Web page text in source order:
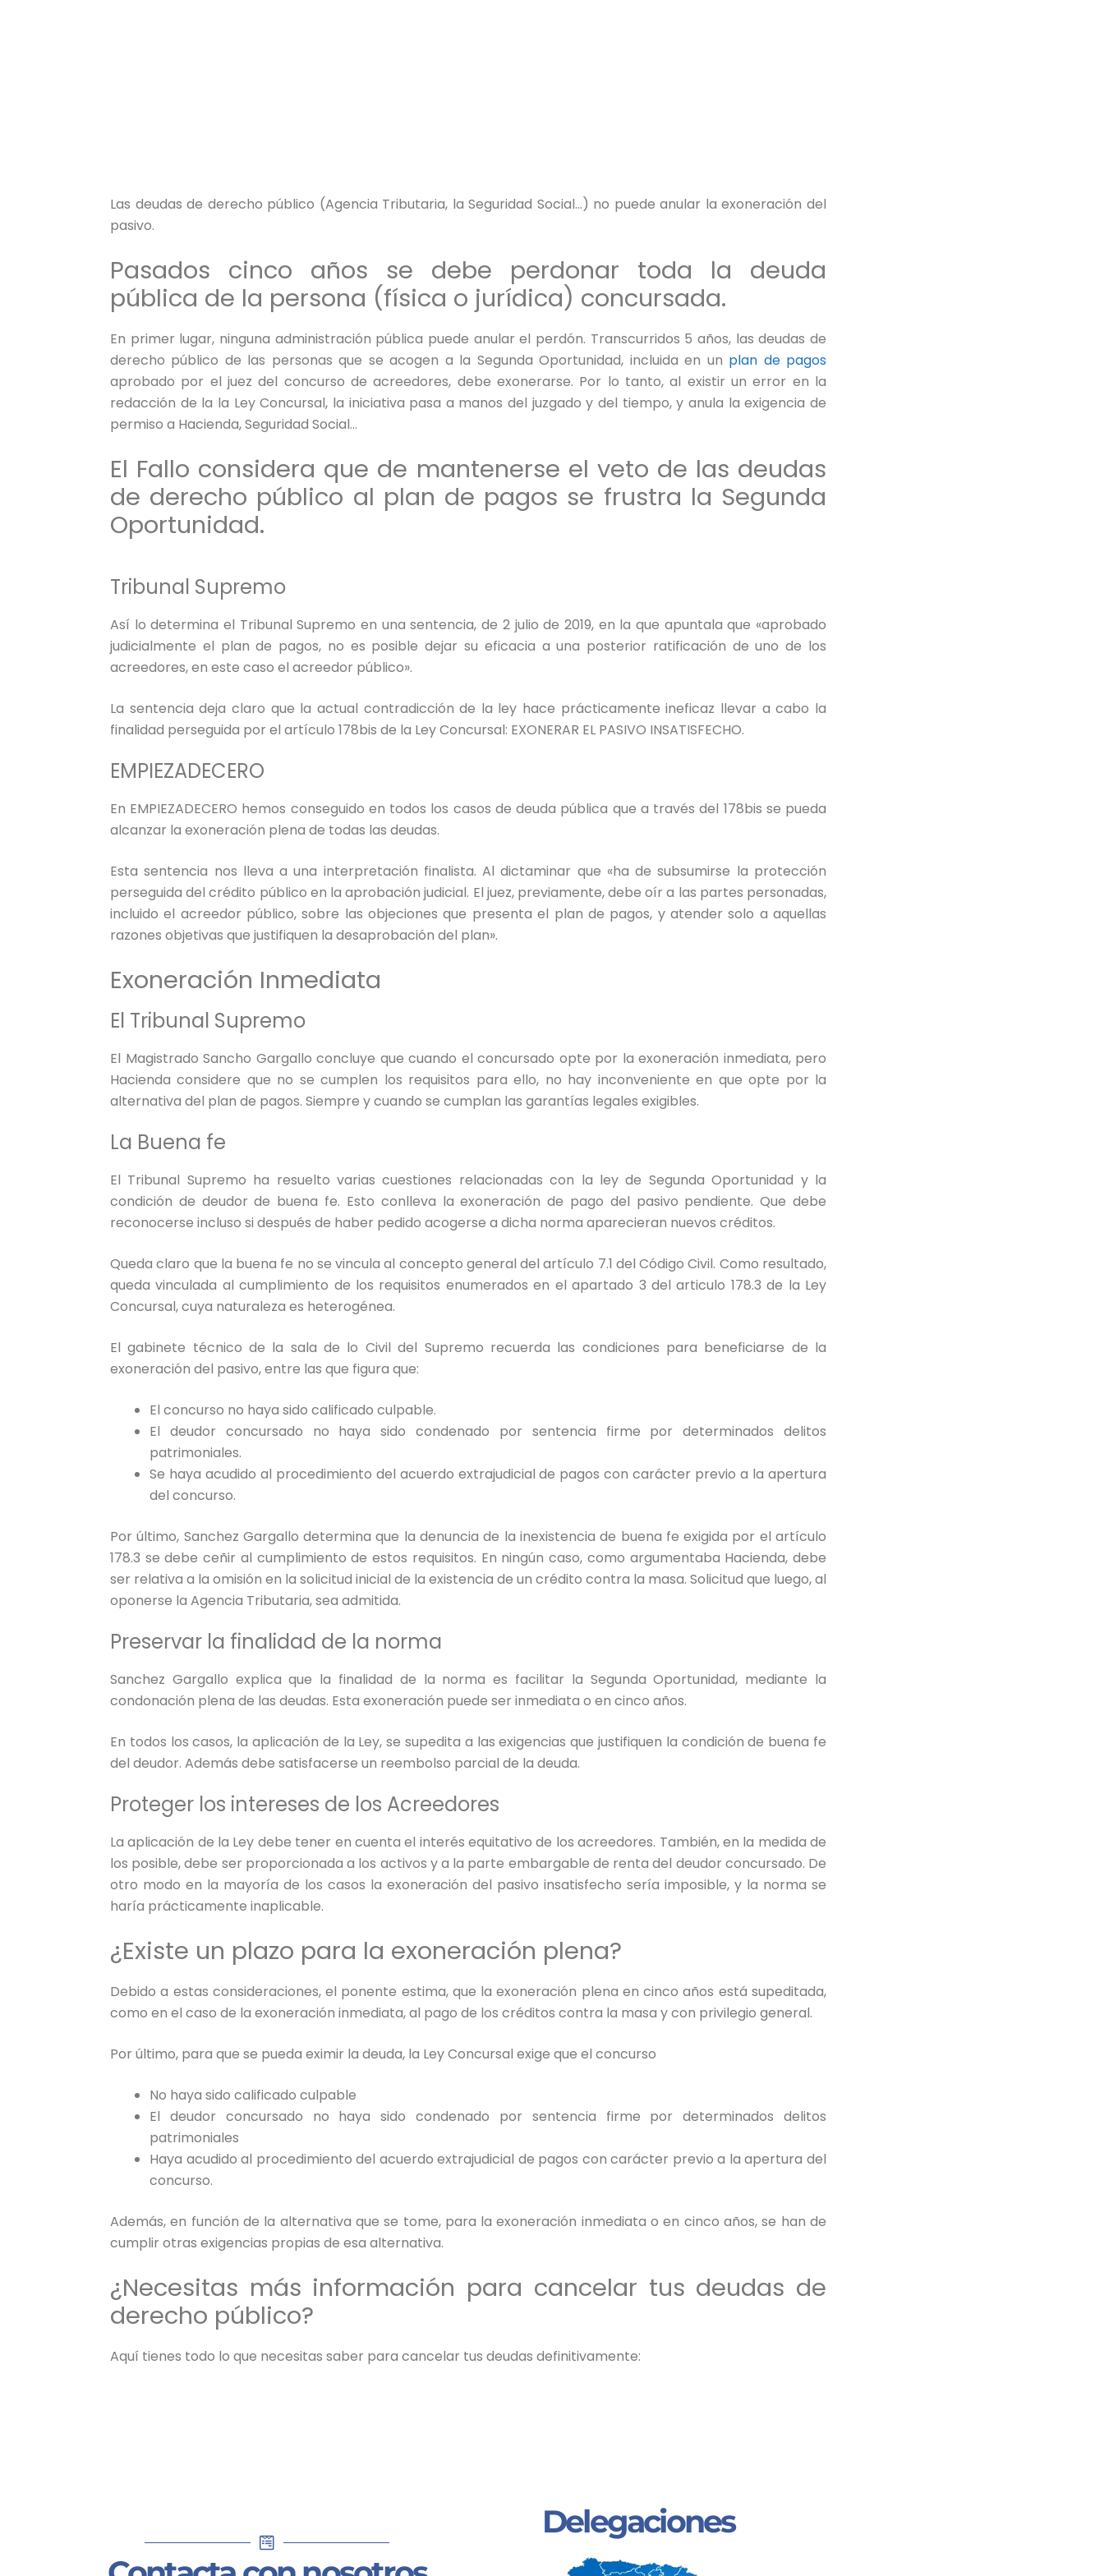
Las deudas de derecho público (Agencia Tributaria, la Seguridad Social…) no puede anular la exoneración del
pasivo.
Pasados cinco años se debe perdonar toda la deuda
pública de la persona (física o jurídica) concursada.
En primer lugar, ninguna administración pública puede anular el perdón. Transcurridos 5 años, las deudas de
derecho público de las personas que se acogen a la Segunda Oportunidad, incluida en un plan de pagos
aprobado por el juez del concurso de acreedores, debe exonerarse. Por lo tanto, al existir un error en la
redacción de la la Ley Concursal, la iniciativa pasa a manos del juzgado y del tiempo, y anula la exigencia de
permiso a Hacienda, Seguridad Social…
El Fallo considera que de mantenerse el veto de las deudas
de derecho público al plan de pagos se frustra la Segunda
Oportunidad.
Tribunal Supremo
Así lo determina el Tribunal Supremo en una sentencia, de 2 julio de 2019, en la que apuntala que «aprobado
judicialmente el plan de pagos, no es posible dejar su eficacia a una posterior ratificación de uno de los
acreedores, en este caso el acreedor público».
La sentencia deja claro que la actual contradicción de la ley hace prácticamente ineficaz llevar a cabo la
finalidad perseguida por el artículo 178bis de la Ley Concursal: EXONERAR EL PASIVO INSATISFECHO.
EMPIEZADECERO
En EMPIEZADECERO hemos conseguido en todos los casos de deuda pública que a través del 178bis se pueda
alcanzar la exoneración plena de todas las deudas.
Esta sentencia nos lleva a una interpretación finalista. Al dictaminar que «ha de subsumirse la protección
perseguida del crédito público en la aprobación judicial. El juez, previamente, debe oír a las partes personadas,
incluido el acreedor público, sobre las objeciones que presenta el plan de pagos, y atender solo a aquellas
razones objetivas que justifiquen la desaprobación del plan».
Exoneración Inmediata
El Tribunal Supremo
El Magistrado Sancho Gargallo concluye que cuando el concursado opte por la exoneración inmediata, pero
Hacienda considere que no se cumplen los requisitos para ello, no hay inconveniente en que opte por la
alternativa del plan de pagos. Siempre y cuando se cumplan las garantías legales exigibles.
La Buena fe
El Tribunal Supremo ha resuelto varias cuestiones relacionadas con la ley de Segunda Oportunidad y la
condición de deudor de buena fe. Esto conlleva la exoneración de pago del pasivo pendiente. Que debe
reconocerse incluso si después de haber pedido acogerse a dicha norma aparecieran nuevos créditos.
Queda claro que la buena fe no se vincula al concepto general del artículo 7.1 del Código Civil. Como resultado,
queda vinculada al cumplimiento de los requisitos enumerados en el apartado 3 del articulo 178.3 de la Ley
Concursal, cuya naturaleza es heterogénea.
El gabinete técnico de la sala de lo Civil del Supremo recuerda las condiciones para beneficiarse de la
exoneración del pasivo, entre las que figura que:
El concurso no haya sido calificado culpable.
El deudor concursado no haya sido condenado por sentencia firme por determinados delitos
patrimoniales.
Se haya acudido al procedimiento del acuerdo extrajudicial de pagos con carácter previo a la apertura
del concurso.
Por último, Sanchez Gargallo determina que la denuncia de la inexistencia de buena fe exigida por el artículo
178.3 se debe ceñir al cumplimiento de estos requisitos. En ningún caso, como argumentaba Hacienda, debe
ser relativa a la omisión en la solicitud inicial de la existencia de un crédito contra la masa. Solicitud que luego, al
oponerse la Agencia Tributaria, sea admitida.
Preservar la finalidad de la norma
Sanchez Gargallo explica que la finalidad de la norma es facilitar la Segunda Oportunidad, mediante la
condonación plena de las deudas. Esta exoneración puede ser inmediata o en cinco años.
En todos los casos, la aplicación de la Ley, se supedita a las exigencias que justifiquen la condición de buena fe
del deudor. Además debe satisfacerse un reembolso parcial de la deuda.
Proteger los intereses de los Acreedores
La aplicación de la Ley debe tener en cuenta el interés equitativo de los acreedores. También, en la medida de
los posible, debe ser proporcionada a los activos y a la parte embargable de renta del deudor concursado. De
otro modo en la mayoría de los casos la exoneración del pasivo insatisfecho sería imposible, y la norma se
haría prácticamente inaplicable.
¿Existe un plazo para la exoneración plena?
Debido a estas consideraciones, el ponente estima, que la exoneración plena en cinco años está supeditada,
como en el caso de la exoneración inmediata, al pago de los créditos contra la masa y con privilegio general.
Por último, para que se pueda eximir la deuda, la Ley Concursal exige que el concurso
No haya sido calificado culpable
El deudor concursado no haya sido condenado por sentencia firme por determinados delitos
patrimoniales
Haya acudido al procedimiento del acuerdo extrajudicial de pagos con carácter previo a la apertura del
concurso.
Además, en función de la alternativa que se tome, para la exoneración inmediata o en cinco años, se han de
cumplir otras exigencias propias de esa alternativa.
¿Necesitas más información para cancelar tus deudas de
derecho público?
Aquí tienes todo lo que necesitas saber para cancelar tus deudas definitivamente:
Delegaciones